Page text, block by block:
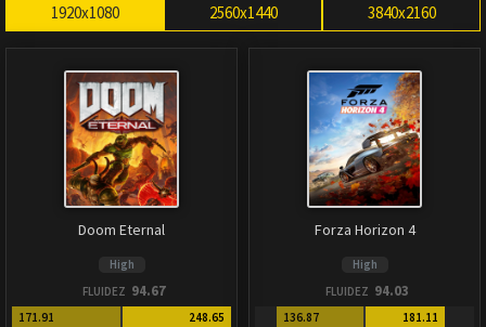
1920x1080 2560x1440 3840x2160
Doom Eternal
High
FLUIDEZ 94.67
171.91 248.65
Forza Horizon 4
High
FLUIDEZ 94.03
136.87 181.11